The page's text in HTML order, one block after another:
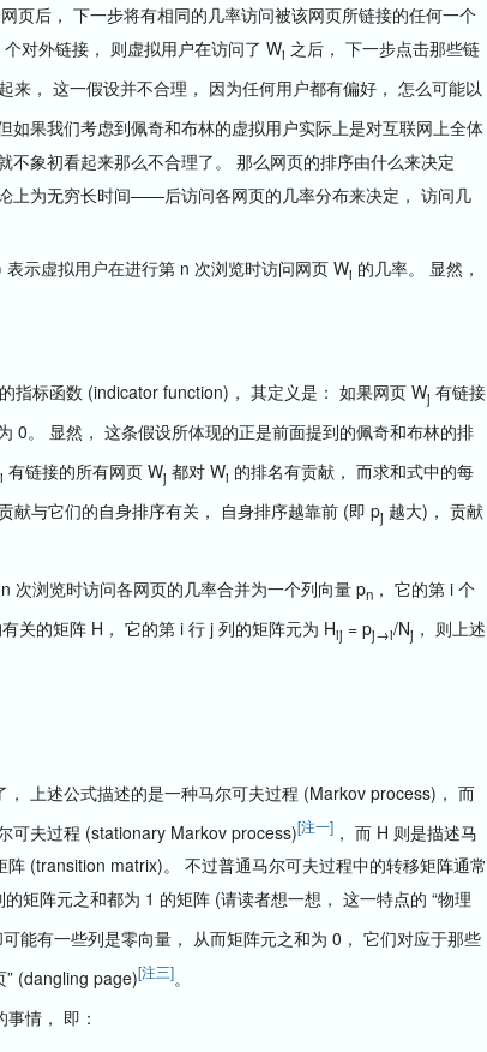
页后， 下一步将有相同的几率访问被该网页所链接的任何一个
个对外链接， 则虚拟用户在访问了 Wi 之后， 下一步点击那些链
来， 这一假设并不合理， 因为任何用户都有偏好， 怎么可能以
如果我们考虑到佩奇和布林的虚拟用户实际上是对互联网上全体
不象初看起来那么不合理了。 那么网页的排序由什么来决定
为无穷长时间——后访问各网页的几率分布来决定， 访问几
表示虚拟用户在进行第 n 次浏览时访问网页 Wi 的几率。 显然，
指标函数 (indicator function)， 其定义是： 如果网页 Wj 有链接
0。 显然， 这条假设所体现的正是前面提到的佩奇和布林的排
i 有链接的所有网页 Wj 都对 Wi 的排名有贡献， 而求和式中的每
献与它们的自身排序有关， 自身排序越靠前 (即 pj 越大)， 贡献
浏览时访问各网页的几率合并为一个列向量 pn ， 它的第 i 个
关的矩阵 H， 它的第 i 行 j 列的矩阵元为 Hij = pj→i/Nj ， 则上述
上述公式描述的是一种马尔可夫过程 (Markov process)， 而
可夫过程 (stationary Markov process)[注一] ， 而 H 则是描述马
(transition matrix)。 不过普通马尔可夫过程中的转移矩阵通常
矩阵元之和都为 1 的矩阵 (请读者想一想， 这一特点的 “物理
能有一些列是零向量， 从而矩阵元之和为 0， 它们对应于那些
” (dangling page)[注三]。
情， 即：